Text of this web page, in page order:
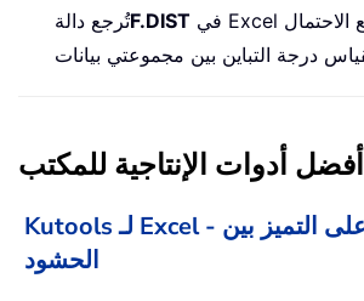
تُرجع دالةF.DIST
أفضل أدوات الإنتاجية للمكتب
Kutools لـ Excel - يساعدك على التميز بين
الحشود